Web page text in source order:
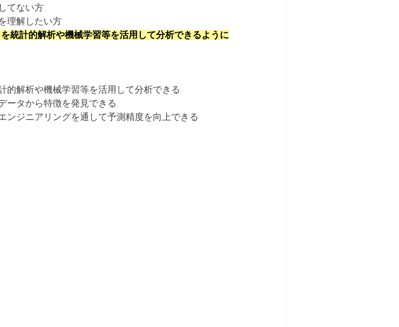
てない方
理解したい方
統計的解析や機械学習等を活用して分析できるように
的解析や機械学習等を活用して分析できる
ータから特徴を発見できる
ンジニアリングを通して予測精度を向上できる